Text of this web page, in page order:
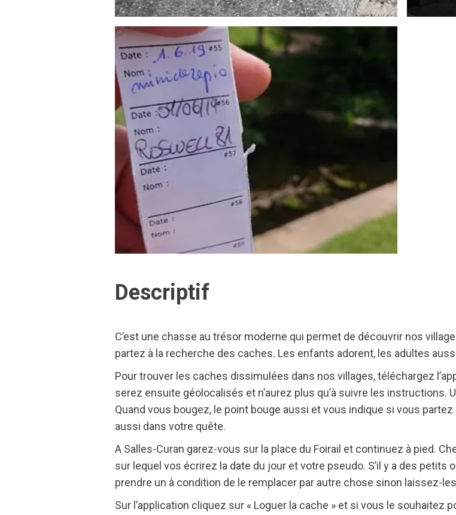
Descriptif
C’est une chasse au trésor moderne qui permet de découvrir nos
partez à la recherche des caches. Les enfants adorent, les adultes
Pour trouver les caches dissimulées dans nos villages, téléchargez
serez ensuite géolocalisés et n’aurez plus qu’à suivre les instructions.
Quand vous bougez, le point bouge aussi et vous indique si vous
aussi dans votre quête.
A Salles-Curan garez-vous sur la place du Foirail et continuez à pied.
sur lequel vos écrirez la date du jour et votre pseudo. S’il y a des petits
prendre un à condition de le remplacer par autre chose sinon laissez-
Sur l’application cliquez sur « Loguer la cache » et si vous le souhaitez